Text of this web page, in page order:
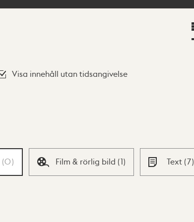
Visa innehåll utan tidsangivelse
(0) Film & rörlig bild (1) Text (7)